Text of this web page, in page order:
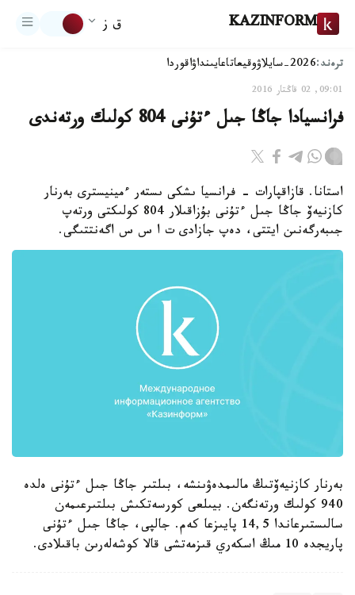
KAZINFORM ق ز
ترەند:2026-سايلاۋ وقيعاتاعايىنداۋاقوردا
09:01, 02 قاڭتار 2016
فرانسيادا جاڭا جىل ءتۇنى 804 كولىك ورتەندى
استانا. قازاقپارات - فرانسيا ىشكى ىستەر ءمينيسترى بەرنار
كازنيەۆ جاڭا جىل ءتۇنى بۇزاقىلار 804 كولىكتى ورتەپ
جىبەرگەنىن ايتتى، دەپ جازادى ت ا س س اگەنتتىگى.
بەرنار كازنيەۆتىڭ مالىمدەۋىنشە، بىلتىر جاڭا جىل ءتۇنى ەلدە
940 كولىك ورتەنگەن. بيىلعى كورسەتكىش بىلتىرعىمەن
سالىستىرعاندا 14,5 پايىزعا كەم. جالپى، جاڭا جىل ءتۇنى
پاريجدە 10 مىڭ اسكەري قىزمەتشى قالا كوشەلەرىن باقىلادى.